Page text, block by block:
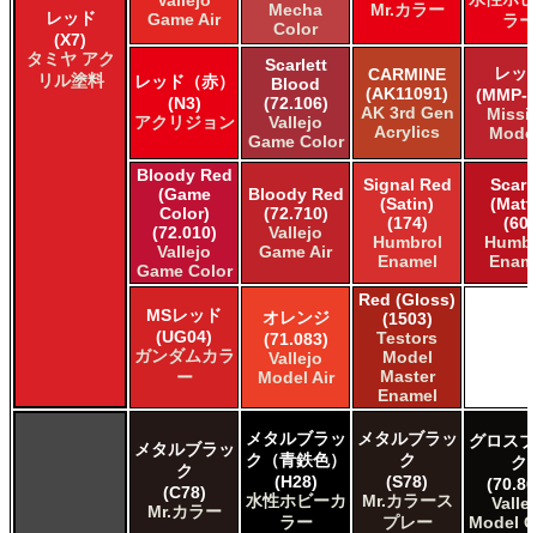
レッド
(X7)
タミヤ アク
リル塗料
Game Air
Mecha
Color
Mr.カラー
ラー
レッド（赤）
(N3)
アクリジョン
Scarlett
Blood
(72.106)
Vallejo
Game Color
CARMINE
(AK11091)
AK 3rd Gen
Acrylics
レッ
(MMP-
Bloody Red
(Game
Color)
(72.010)
Vallejo
Game Color
Bloody Red
(72.710)
Vallejo
Game Air
Signal Red
(Satin)
(174)
Humbrol
Enamel
(60)
MSレッド
(UG04)
ガンダムカラ
ー
オレンジ
(71.083)
Vallejo
Model Air
Red (Gloss)
(1503)
Testors
Model
Master
Enamel
メタルブラッ
ク
(C78)
Mr.カラー
メタルブラッ
ク（青鉄色）
(H28)
水性ホビーカ
ラー
メタルブラッ
ク
(S78)
Mr.カラース
プレー
グロス
ク
Model